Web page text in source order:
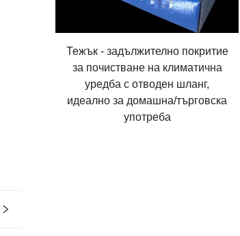
Тежък - задължително покритие
за почистване на климатична
уредба с отводен шланг,
идеално за домашна/търговска
употреба